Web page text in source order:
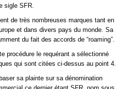
sigle SFR.
de très nombreuses marques tant en
et dans divers pays du monde. Sa
du fait des accords de “roaming”.
procédure le requérant a sélectionné
qui sont citées ci-dessus au point 4.
sa plainte sur sa dénomination